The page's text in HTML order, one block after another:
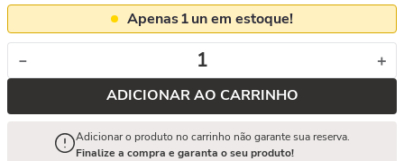
Apenas1un em estoque!
＋
－
ADICIONAR AO CARRINHO
Adicionar o produto no carrinho não garante sua reserva.
Finalize a compra e garanta o seu produto!